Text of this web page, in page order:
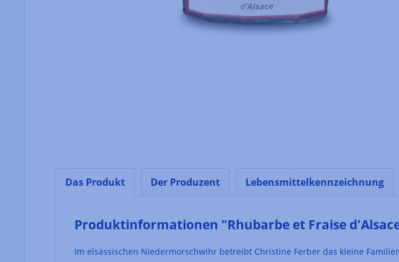
Das Produkt Der Produzent Lebensmittelkennzeichnung
Produktinformationen "Rhubarbe et Fraise
Im elsässischen Niedermorschwihr betreibt Christine Ferber das kleine